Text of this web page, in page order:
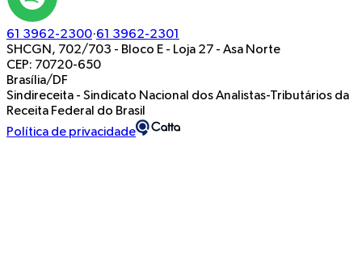
61 3962-2300·61 3962-2301
SHCGN, 702/703 - Bloco E - Loja 27 - Asa Norte
CEP: 70720-650
Brasília/DF
Sindireceita - Sindicato Nacional dos Analistas-Tributários da
Receita Federal do Brasil
Política de privacidade